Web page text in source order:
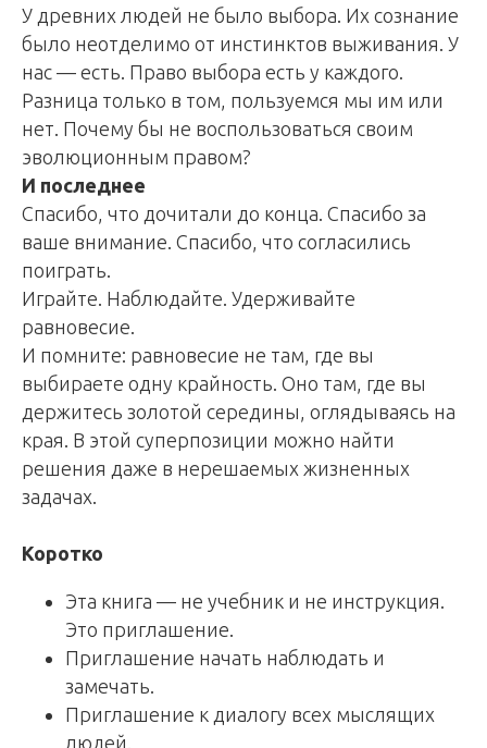
У древних людей не было выбора. Их сознание
было неотделимо от инстинктов выживания. У
нас — есть. Право выбора есть у каждого.
Разница только в том, пользуемся мы им или
нет. Почему бы не воспользоваться своим
эволюционным правом?
И последнее
Спасибо, что дочитали до конца. Спасибо за
ваше внимание. Спасибо, что согласились
поиграть.
Играйте. Наблюдайте. Удерживайте
равновесие.
И помните: равновесие не там, где вы
выбираете одну крайность. Оно там, где вы
держитесь золотой середины, оглядываясь на
края. В этой суперпозиции можно найти
решения даже в нерешаемых жизненных
задачах.
Коротко
Эта книга — не учебник и не инструкция.
Это приглашение.
Приглашение начать наблюдать и
замечать.
Приглашение к диалогу всех мыслящих
людей.